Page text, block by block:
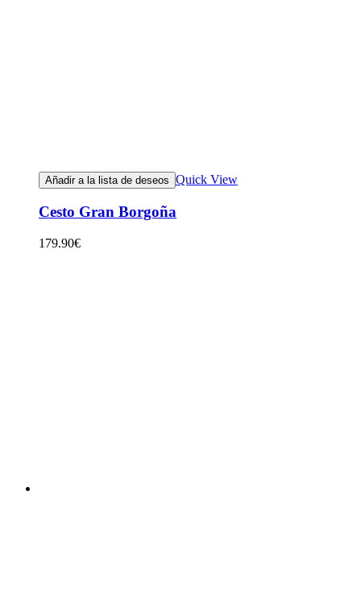
Añadir a la lista de deseos Quick View
Cesto Gran Borgoña
179.90€